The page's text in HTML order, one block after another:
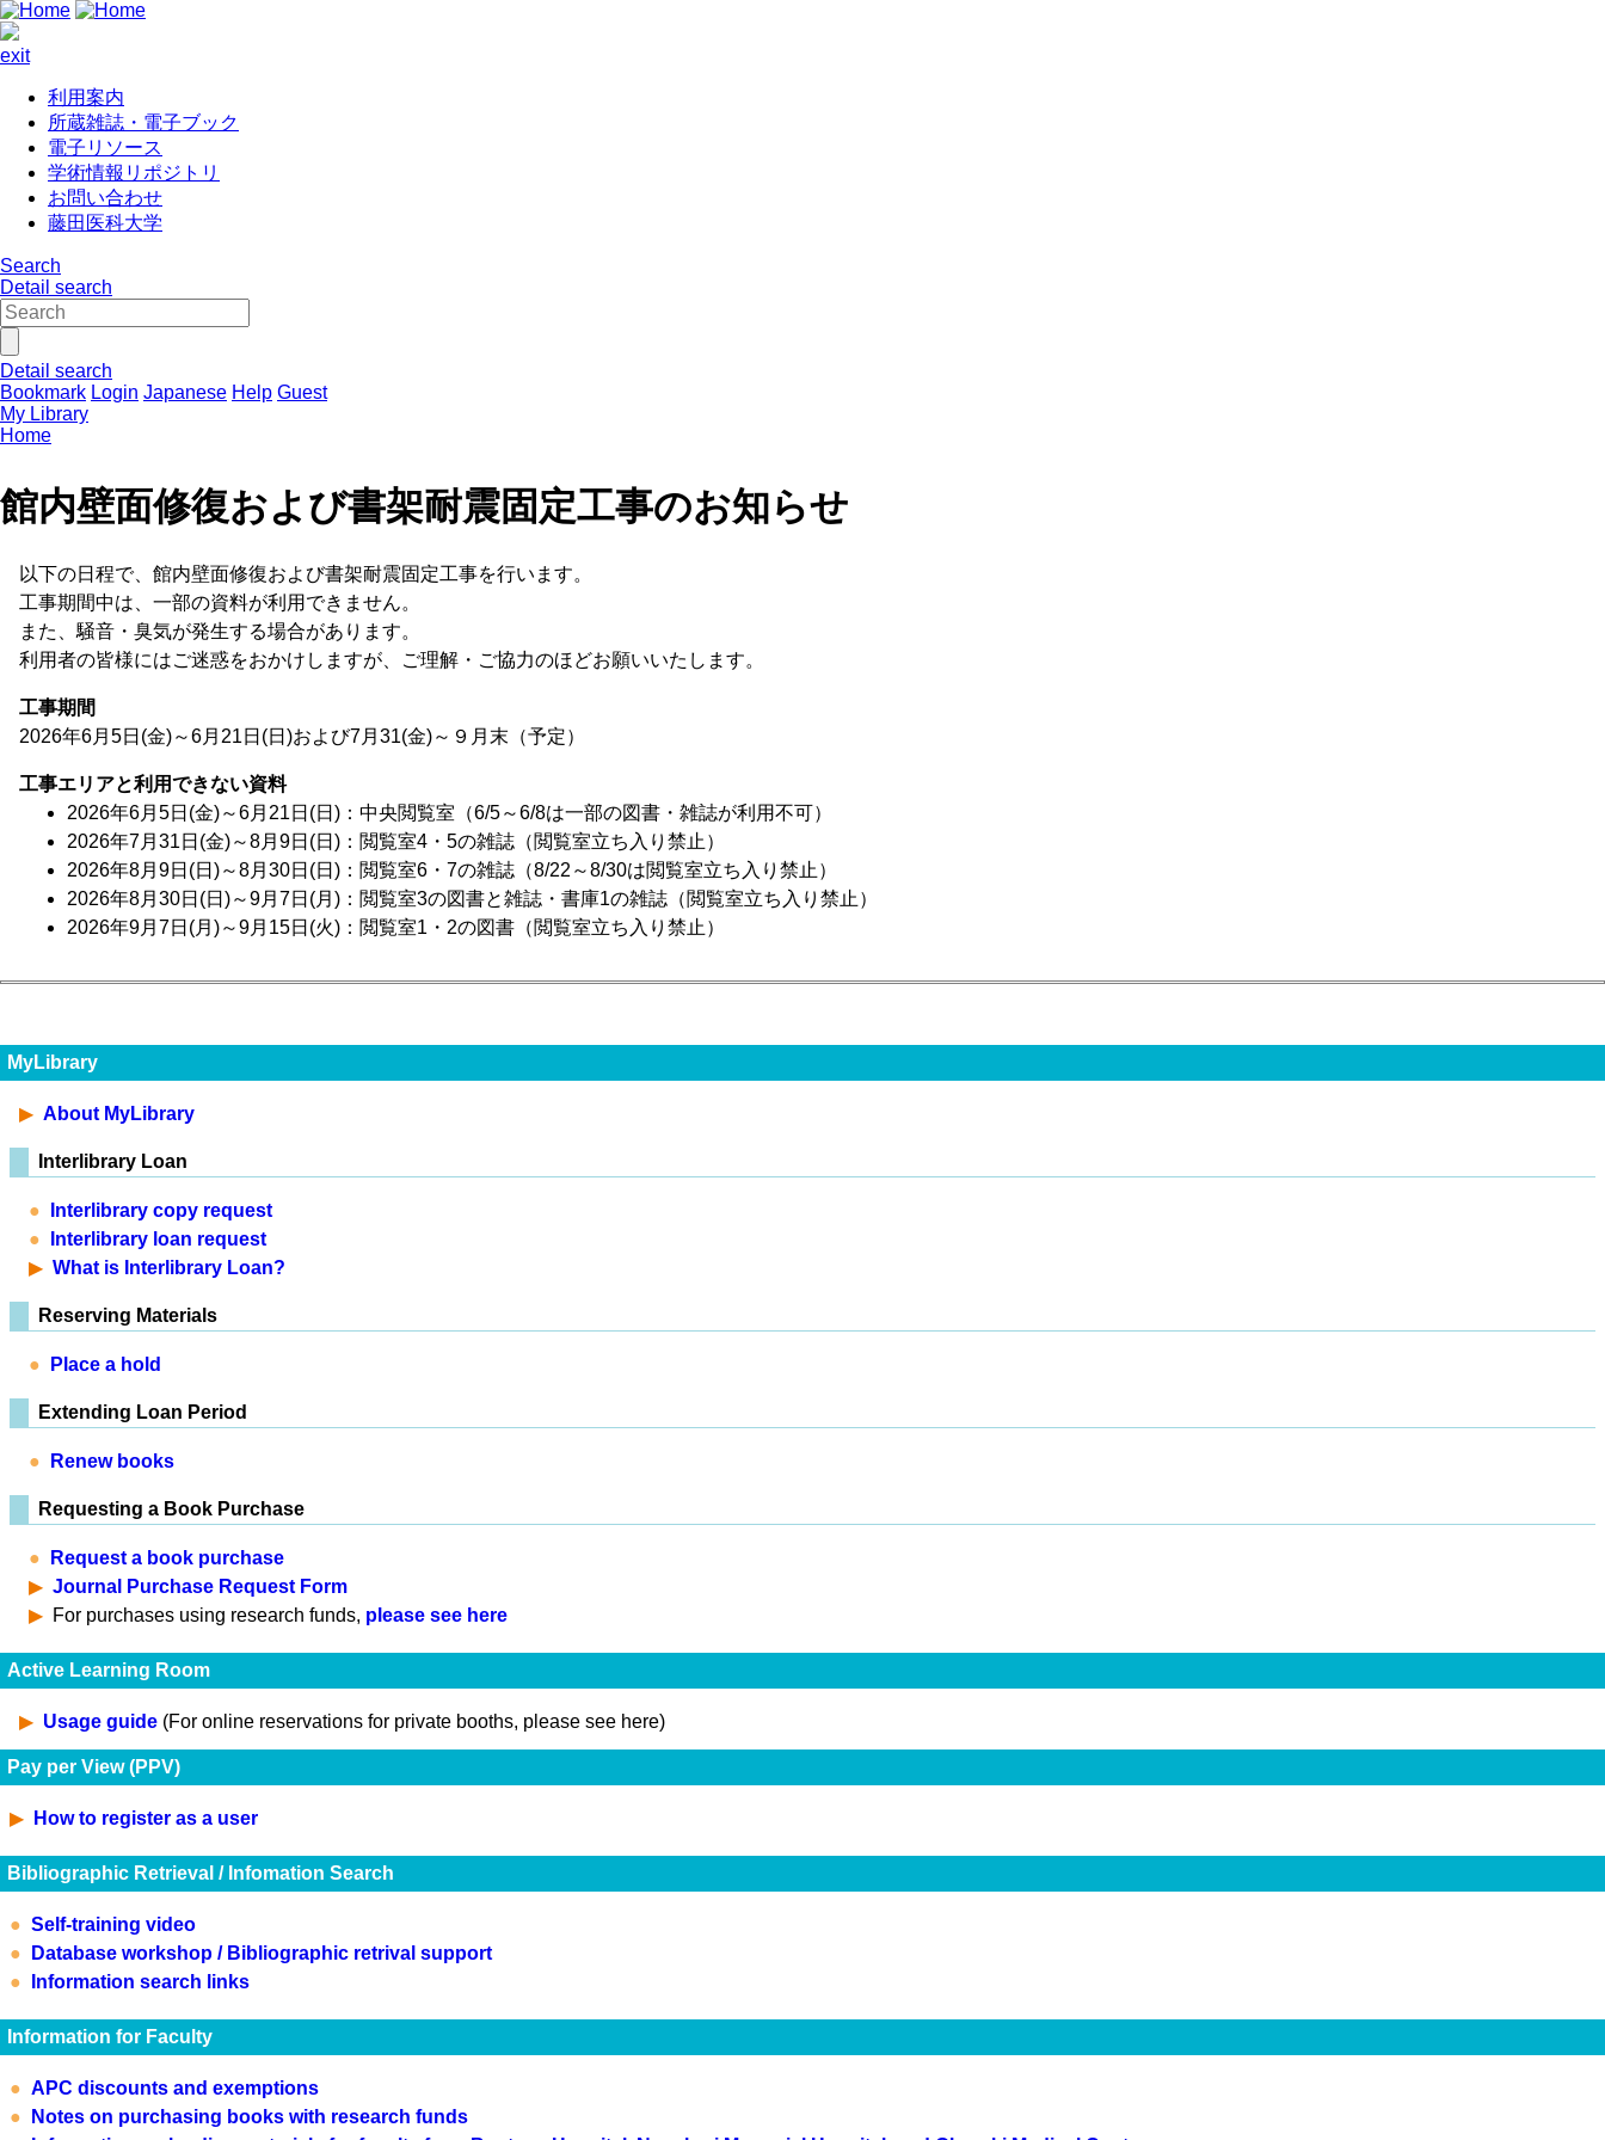
exit
利用案内
所蔵雑誌・電子ブック
電子リソース
学術情報リポジトリ
お問い合わせ
藤田医科大学
Search
Detail search
Detail search
Bookmark Login Japanese Help Guest
My Library
Home
館内壁面修復および書架耐震固定工事のお知らせ
以下の日程で、館内壁面修復および書架耐震固定工事を行います。
工事期間中は、一部の資料が利用できません。
また、騒音・臭気が発生する場合があります。
利用者の皆様にはご迷惑をおかけしますが、ご理解・ご協力のほどお願いいたします。
工事期間
2026年6月5日(金)～6月21日(日)および7月31(金)～９月末（予定）
工事エリアと利用できない資料
2026年6月5日(金)～6月21日(日)：中央閲覧室（6/5～6/8は一部の図書・雑誌が利用不可）
2026年7月31日(金)～8月9日(日)：閲覧室4・5の雑誌（閲覧室立ち入り禁止）
2026年8月9日(日)～8月30日(日)：閲覧室6・7の雑誌（8/22～8/30は閲覧室立ち入り禁止）
2026年8月30日(日)～9月7日(月)：閲覧室3の図書と雑誌・書庫1の雑誌（閲覧室立ち入り禁止）
2026年9月7日(月)～9月15日(火)：閲覧室1・2の図書（閲覧室立ち入り禁止）
MyLibrary
About MyLibrary
Interlibrary Loan
Interlibrary copy request
Interlibrary loan request
What is Interlibrary Loan?
Reserving Materials
Place a hold
Extending Loan Period
Renew books
Requesting a Book Purchase
Request a book purchase
Journal Purchase Request Form
For purchases using research funds, please see here
Active Learning Room
Usage guide (For online reservations for private booths, please see here)
Pay per View (PPV)
How to register as a user
Bibliographic Retrieval / Infomation Search
Self-training video
Database workshop / Bibliographic retrival support
Information search links
Information for Faculty
APC discounts and exemptions
Notes on purchasing books with research funds